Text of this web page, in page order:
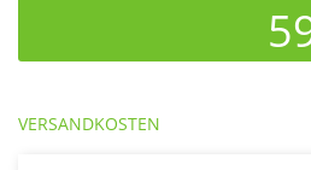
VERSANDKOSTEN